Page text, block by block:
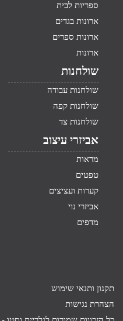
ספריות לבית
ארונות בגדים
ארונות ספרים
ארונות
שולחנות
שולחנות עבודה
שולחנות קפה
שולחנות צד
אביזרי עיצוב
מראות
טפטים
קערות ועציצים
אביזרי נוי
מדפים
תקנון ותנאי שימוש
הצהרת נגישות